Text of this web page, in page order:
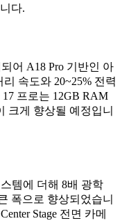
다.
어 A18 Pro 기반인 아
속도와 20~25% 전력
프로는 12GB RAM
크게 향상될 예정입니
템에 더해 8배 광학
폭으로 향상되었습니
Stage 전면 카메